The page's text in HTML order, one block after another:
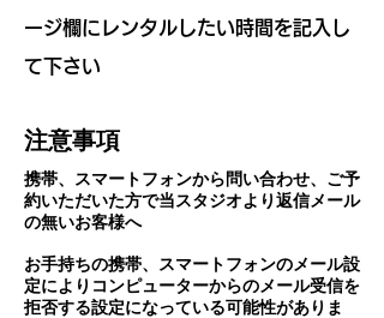
ージ欄にレンタルしたい時間を記入し
て下さい
注意事項
携帯、スマートフォンから問い合わせ、ご予
約いただいた方で当スタジオより返信メール
の無いお客様へ
お手持ちの携帯、スマートフォンのメール設
定によりコンピューターからのメール受信を
拒否する設定になっている可能性がありま